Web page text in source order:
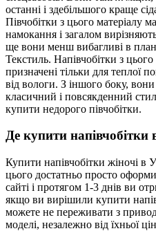
останні і здебільшого краще
Півчобітки з цього матеріалу
намокання і загалом
ще вони менш вибагливі в
Текстиль. Напівчобітки з
призначені тільки для теплої
від вологи. З іншого боку, вони
класичний і повсякденний
купити недорого півчобітки.
Де купити напівчобітки
Купити напівчобітки жіночі в
цього достатньо просто
сайті і протягом 1-3 днів ви
якщо ви вирішили купити
можете не переживати з
моделі, незалежно від їхньої